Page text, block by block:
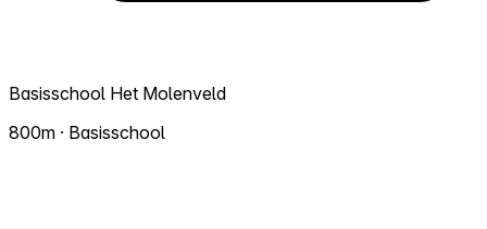
Basisschool Het Molenveld
800m · Basisschool